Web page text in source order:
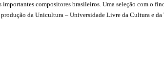
compositores brasileiros. Uma seleção com o
da Unicultura – Universidade Livre da Cultura e da